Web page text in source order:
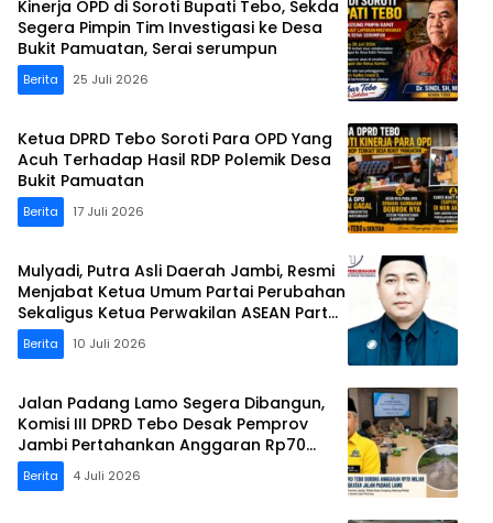
Kinerja OPD di Soroti Bupati Tebo, Sekda
Segera Pimpin Tim Investigasi ke Desa
Bukit Pamuatan, Serai serumpun
Berita 25 Juli 2026
Ketua DPRD Tebo Soroti Para OPD Yang
Acuh Terhadap Hasil RDP Polemik Desa
Bukit Pamuatan
Berita 17 Juli 2026
Mulyadi, Putra Asli Daerah Jambi, Resmi
Menjabat Ketua Umum Partai Perubahan
Sekaligus Ketua Perwakilan ASEAN Partai
Perubahan di Malaysia
Berita 10 Juli 2026
Jalan Padang Lamo Segera Dibangun,
Komisi III DPRD Tebo Desak Pemprov
Jambi Pertahankan Anggaran Rp70
Miliar
Berita 4 Juli 2026